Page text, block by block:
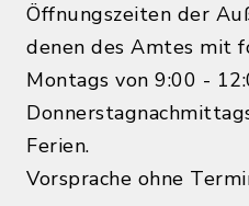
Öffnungszeiten der
denen des Amtes mit
Montags von 9:00 -
Ferien.
Vorsprache ohne